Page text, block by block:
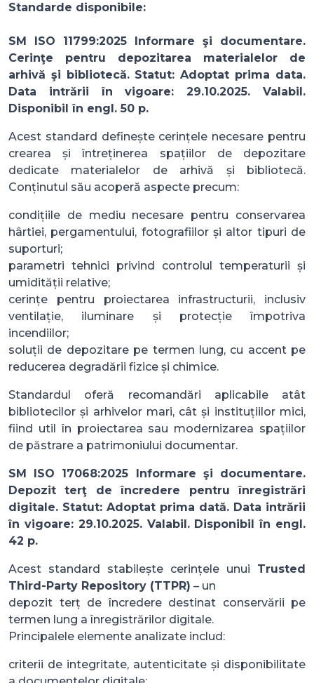
Standarde disponibile:
SM ISO 11799:2025 Informare şi documentare.
Cerinţe pentru depozitarea materialelor de
arhivă şi bibliotecă. Statut: Adoptat prima data.
Data intrării în vigoare: 29.10.2025. Valabil.
Disponibil în engl. 50 p.
Acest standard definește cerințele necesare pentru
crearea și întreținerea spațiilor de depozitare
dedicate materialelor de arhivă și bibliotecă.
Conținutul său acoperă aspecte precum:
condițiile de mediu necesare pentru conservarea
hârtiei, pergamentului, fotografiilor și altor tipuri de
suporturi;
parametri tehnici privind controlul temperaturii și
umidității relative;
cerințe pentru proiectarea infrastructurii, inclusiv
ventilație, iluminare și protecție împotriva
incendiilor;
soluții de depozitare pe termen lung, cu accent pe
reducerea degradării fizice și chimice.
Standardul oferă recomandări aplicabile atât
bibliotecilor și arhivelor mari, cât și instituțiilor mici,
fiind util în proiectarea sau modernizarea spațiilor
de păstrare a patrimoniului documentar.
SM ISO 17068:2025 Informare şi documentare.
Depozit terţ de încredere pentru înregistrări
digitale. Statut: Adoptat prima dată. Data intrării
în vigoare: 29.10.2025. Valabil. Disponibil în engl.
42 p.
Acest standard stabilește cerințele unui Trusted
Third-Party Repository (TTPR) – un
depozit terț de încredere destinat conservării pe
termen lung a înregistrărilor digitale.
Principalele elemente analizate includ:
criterii de integritate, autenticitate și disponibilitate